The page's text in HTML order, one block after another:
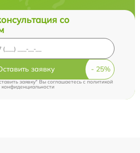
со
заявку
заявку" Вы соглашаетесь cполитикой
конфиденциальности